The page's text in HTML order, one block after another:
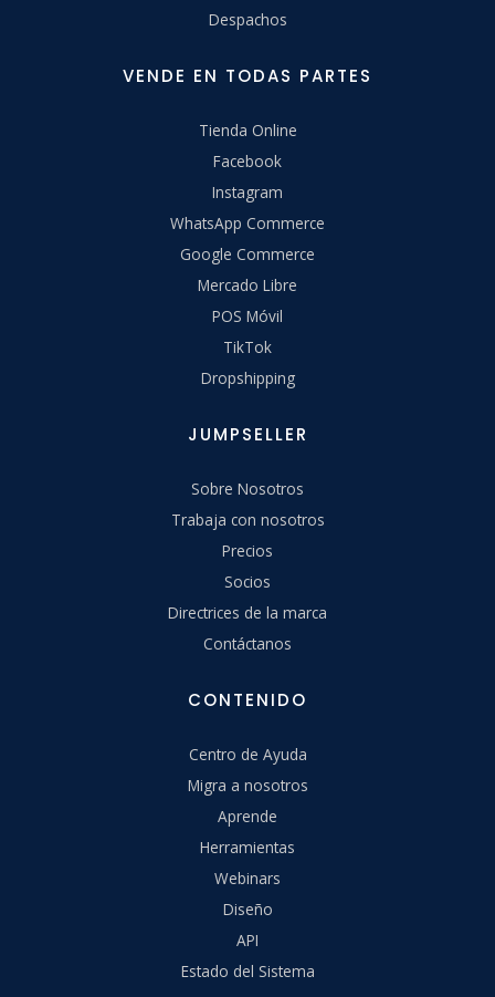
Despachos
VENDE EN TODAS PARTES
Tienda Online
Facebook
Instagram
WhatsApp Commerce
Google Commerce
Mercado Libre
POS Móvil
TikTok
Dropshipping
JUMPSELLER
Sobre Nosotros
Trabaja con nosotros
Precios
Socios
Directrices de la marca
Contáctanos
CONTENIDO
Centro de Ayuda
Migra a nosotros
Aprende
Herramientas
Webinars
Diseño
API
Estado del Sistema